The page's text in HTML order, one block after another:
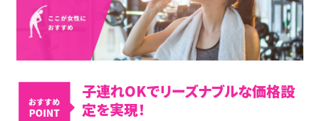
子連れOKでリーズナブルな価格設
定を実現！